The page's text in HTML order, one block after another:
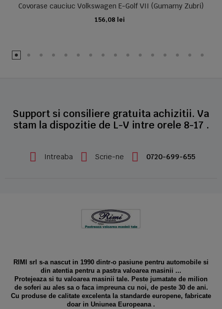
Covorase cauciuc Volkswagen E-Golf VII (Gumarny Zubri)
156,08 lei
ADAUGA IN COS
Support si consiliere gratuita achizitii. Va
stam la dispozitie de L-V intre orele 8-17 .
Intreaba Scrie-ne 0720-699-655
RIMI srl s-a nascut in 1990 dintr-o pasiune pentru automobile si
din atentia pentru a pastra valoarea masinii ...
Protejeaza si tu valoarea masinii tale. Peste jumatate de milion
de soferi au ales sa o faca impreuna cu noi, de peste 30 de ani.
Cu produse de calitate excelenta la standarde europene, fabricate
doar in Uniunea Europeana .